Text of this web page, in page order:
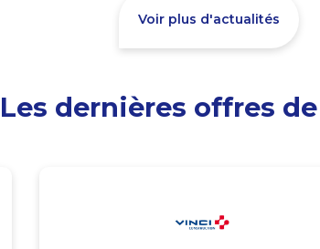
Voir plus d'actualités
Les dernières offres de